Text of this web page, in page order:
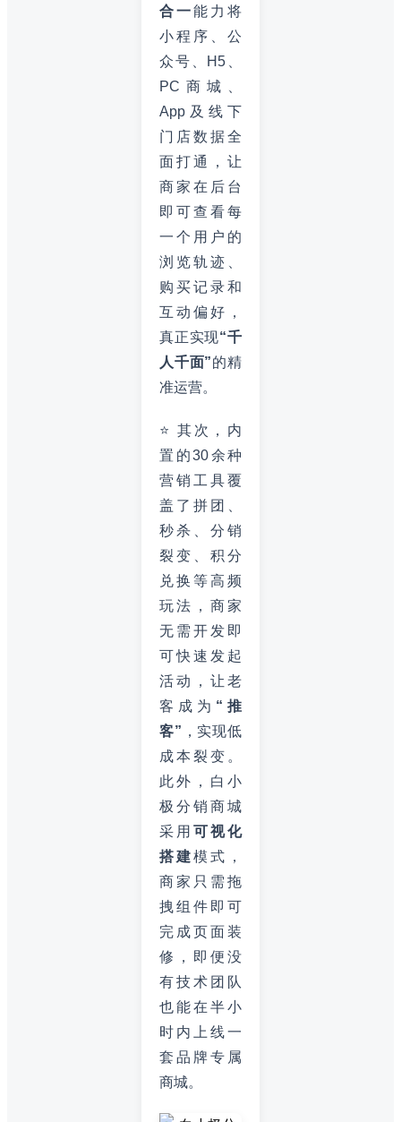
合一能力将
小程序、公
众号、H5、
PC商城、
App及线下
门店数据全
面打通，让
商家在后台
即可查看每
一个用户的
浏览轨迹、
购买记录和
互动偏好，
真正实现“千
人千面”的精
准运营。
⭐ 其次，内
置的30余种
营销工具覆
盖了拼团、
秒杀、分销
裂变、积分
兑换等高频
玩法，商家
无需开发即
可快速发起
活动，让老
客成为 “推
客” ，实现低
成本裂变。
此外，白小
极分销商城
采用 可视化
搭建模式，
商家只需拖
拽组件即可
完成页面装
修，即便没
有技术团队
也能在半小
时内上线一
套品牌专属
商城。